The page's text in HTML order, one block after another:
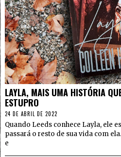
LAYLA, MAIS UMA HISTÓRIA
ESTUPRO
24 DE ABRIL DE 2022
Quando Leeds conhece Layla, ele
passará o resto de sua vida com
e